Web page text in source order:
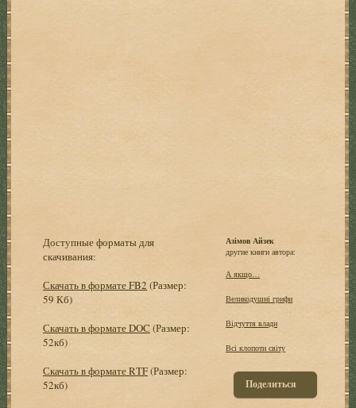
Доступные форматы для
скачивания:
Скачать в формате FB2 (Размер:
59 Кб)
Скачать в формате DOC (Размер:
52кб)
Скачать в формате RTF(Размер:
52кб)
Азімов Айзек
другие книги автора:
А якщо…
Великодушні грифи
Відчуття влади
Всі клопоти світу
Поделиться